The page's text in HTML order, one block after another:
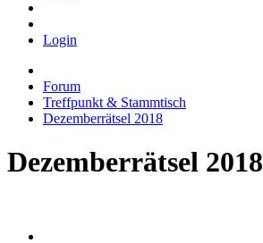
Login
Forum
Treffpunkt & Stammtisch
Dezemberrätsel 2018
Dezemberrätsel 2018